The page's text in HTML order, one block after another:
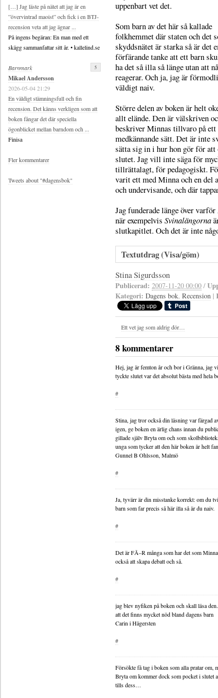
uppenbart vet det.
Som barn av det här så kallade
folkhemmet där staten och det
skyddsnätet är starka så är det
förfärande tanke att ett barn
ha det så illa så länge utan att
reagerar. Och ja, jag är
väldigt naiv.
Större delen av boken är helt
allt elände. Den är välskriven
beskriver Minnas tillvaro på ett
medkännande sätt. Det är inte
sätta sig in i hur hon gör för
slutet. Jag vill inte säga för
tillrättalagt, för pedagogiskt.
varit ett med Minna och en del
och undervisande, och där
Jag funderade länge över varför
när exempelvis Svinalängorna
slutkapitlet. Och det är inte
Textutdrag (Visa/göm)
Stina Sigurdsson
Publicerad: 2007-11-20 00:00 /
Kategori: Dagens bok, Recension |
Ett vet jag som aldrig dör…
8 kommentarer
Hej, jag är femton år och bor i Gränna, jag
tyckte slutet var det absolut bästa med hela
#
Stina, jag tror också din läsning var färgad
igen, ge boken en ärlig chans innan du
gillade själv Bryta om och som
unga som tycker att den här boken är helt
Gunnel B Ohlsson, Malmö
#
Ja, tyvärr är din misstanke korrekt: om du
barn som far precis så här illa så är du naiv.
#
Det är FÃ–R många som har det som
också att skapa debatt och så.
#
jag blev nyfiken på boken och skall läsa
att det finns mycket nöd bland dagens barn
Carin i Hägersten
#
Försökte få tag i boken som alla pratar om,
Bryta om kommer dock som pocket i slutet
tills dess…
[…] Jag läste på nätet att jag är en
”övervintrad maoist” och fick i en BTJ-
recension veta att jag ägnar ...
På ingens begäran: En man med ett
skägg sammanfattar sitt år. • kallelind.se
Barnmark
Mikael Andersson
2026-05-04 21:29
En väldigt stämningsfull och fin
recension. Det känns verkligen som att
boken fångar det där speciella
ögonblicket mellan barndom och ...
Finisa
5
Fler kommentarer
Tweets about "#dagensbok"